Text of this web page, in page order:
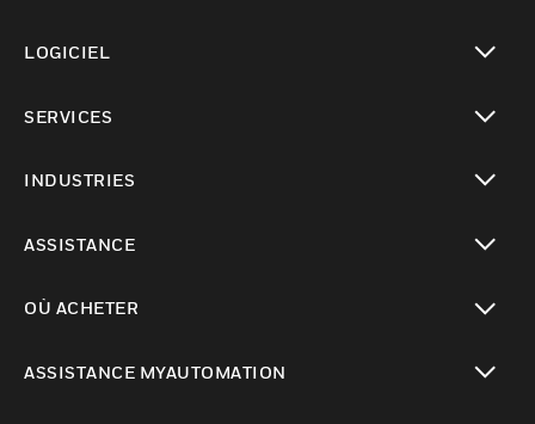
LOGICIEL
SERVICES
INDUSTRIES
ASSISTANCE
OÙ ACHETER
ASSISTANCE MYAUTOMATION